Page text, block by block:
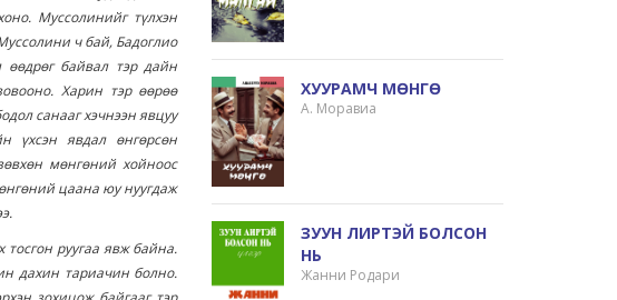
Муссолинийг түлхэн
ч бай, Бадоглио
байвал тэр дайн
Харин тэр өөрөө
санааг хэчнээн явцуу
үхсэн явдал өнгөрсөн
мөнгөний хойноос
цаана юу нуугдаж
тосгон руугаа явж байна.
дахин тариачин болно.
ХУУРАМЧ МӨНГӨ
А. Моравиа
ЗУУН ЛИРТЭЙ БОЛСОН
НЬ
Жанни Родари